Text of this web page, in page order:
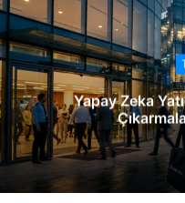
Yapay Zeka